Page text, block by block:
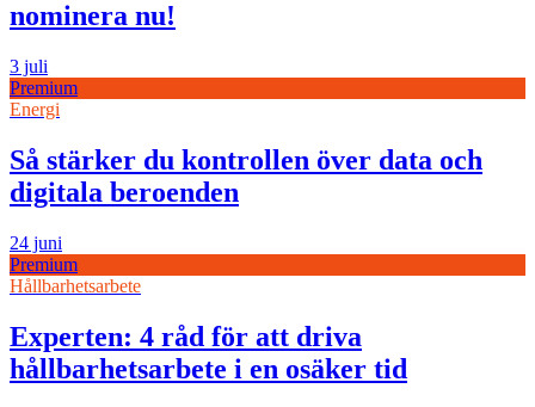
nominera nu!
3 juli
Premium
Energi
Så stärker du kontrollen över data och
digitala beroenden
24 juni
Premium
Hållbarhetsarbete
Experten: 4 råd för att driva
hållbarhetsarbete i en osäker tid